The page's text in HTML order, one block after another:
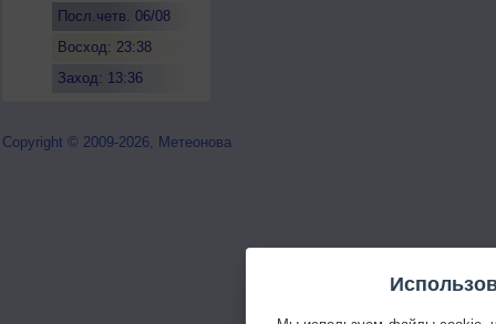
Посл.четв. 06/08
Восход: 23:38
Заход: 13:36
Copyright © 2009-2026, Метеонова